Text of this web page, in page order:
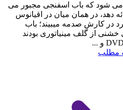
می شود که باب اسفنجی مجبور می
دهد، در همان میان در اقیانوس
در کارش صدمه میبیند؛ باب
از گلف مینیاتوری بودند
مطلب